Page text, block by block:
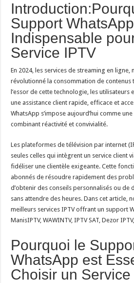
Support
Indispensable
Service IPTV
En 2024, les services de streaming en ligne,
révolutionné la consommation de contenus
l’essor de cette technologie, les
une assistance client rapide, efficace et
WhatsApp s’impose aujourd’hui comme
combinant réactivité et convivialité.
Les plateformes de télévision par internet
seules celles qui intègrent un service client
fidéliser une clientèle exigeante. Cette
abonnés de résoudre rapidement des
d’obtenir des conseils personnalisés ou de
sans attendre des heures. Dans cet article,
meilleurs services IPTV offrant un support
ManisIPTV, WAWINTV, IPTV SAT, Dezor
Pourquoi le
WhatsApp est
Choisir un Service